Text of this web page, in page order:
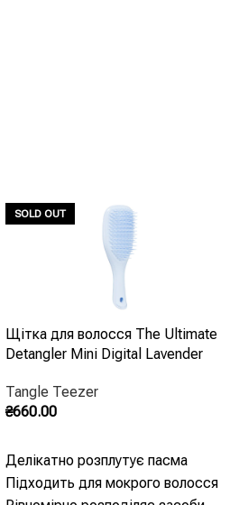
SOLD OUT
Щітка для волосся The Ultimate
Detangler Mini Digital Lavender
Tangle Teezer
₴660.00
Делікатно розплутує пасма
Підходить для мокрого волосся